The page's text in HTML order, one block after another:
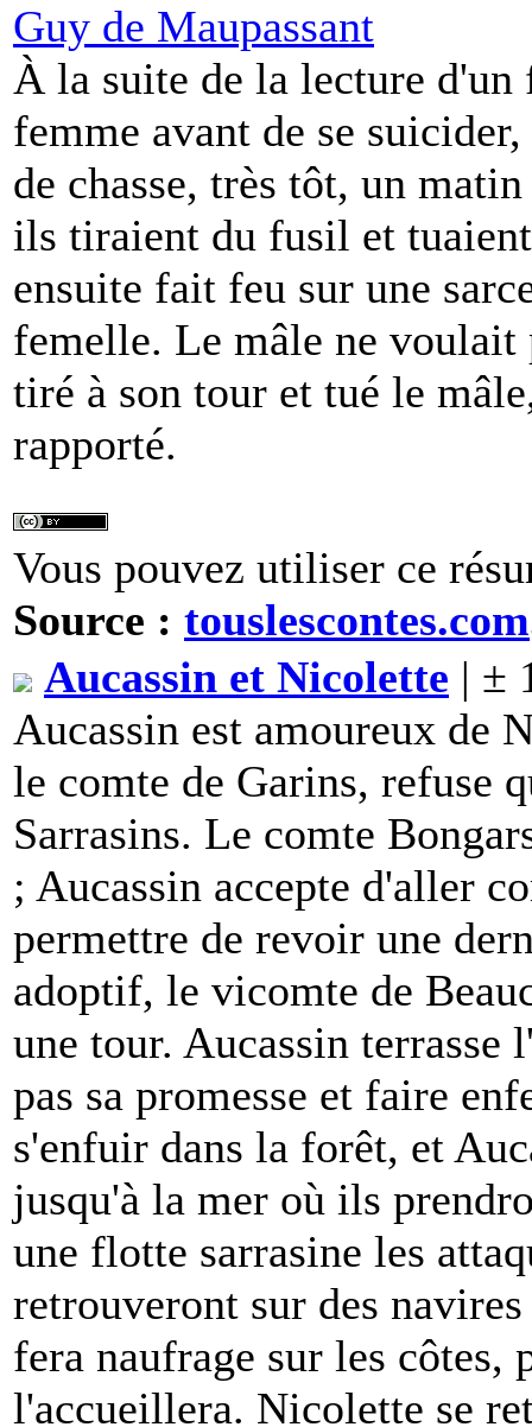
Guy de Maupassant
À la suite de la lecture d'un
femme avant de se
de chasse, très tôt, un
ils tiraient du fusil et
ensuite fait feu sur une
femelle. Le mâle ne voulait
tiré à son tour et tué le
rapporté.
Vous pouvez utiliser ce
Source : touslescontes.com
Aucassin et Nicolette | ±
Aucassin est amoureux de
le comte de Garins, refuse
Sarrasins. Le comte
; Aucassin accepte d'aller
permettre de revoir une
adoptif, le vicomte de
une tour. Aucassin terrasse
pas sa promesse et faire
s'enfuir dans la forêt, et
jusqu'à la mer où ils
une flotte sarrasine les
retrouveront sur des
fera naufrage sur les côtes,
l'accueillera. Nicolette se